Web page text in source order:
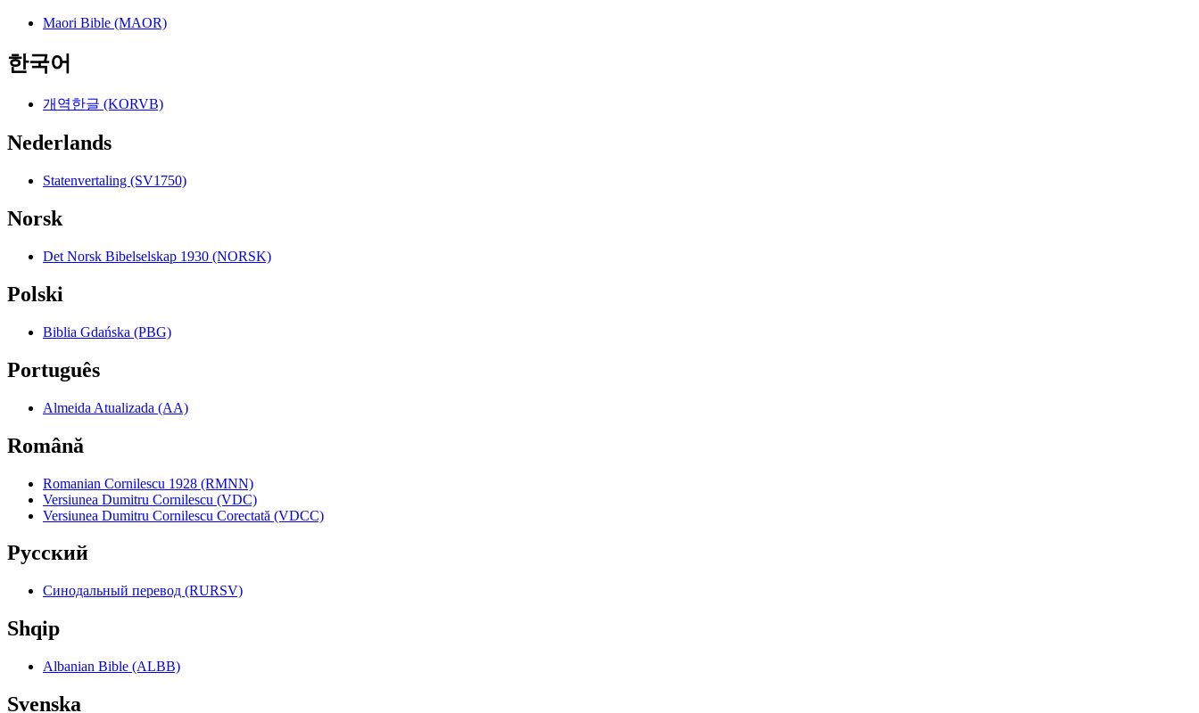
Maori Bible (MAOR)
한국어
개역한글 (KORVB)
Nederlands
Statenvertaling (SV1750)
Norsk
Det Norsk Bibelselskap 1930 (NORSK)
Polski
Biblia Gdańska (PBG)
Português
Almeida Atualizada (AA)
Română
Romanian Cornilescu 1928 (RMNN)
Versiunea Dumitru Cornilescu (VDC)
Versiunea Dumitru Cornilescu Corectată (VDCC)
Pyccкий
Синодальный перевод (RURSV)
Shqip
Albanian Bible (ALBB)
Svenska